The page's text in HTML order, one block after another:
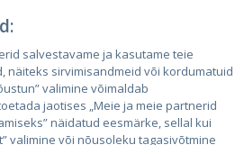
salvestavame ja kasutame teie
näiteks sirvimisandmeid või kordumatuid
valimine võimaldab
jaotises „Meie ja meie partnerid
näidatud eesmärke, sellal kui
valimine või nõusoleku tagasivõtmine